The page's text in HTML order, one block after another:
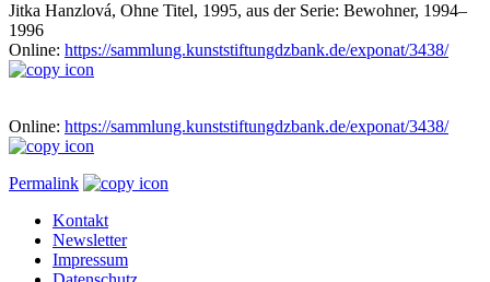
Jitka Hanzlová, Ohne Titel, 1995, aus der Serie: Bewohner, 1994–
1996
Online: https://sammlung.kunststiftungdzbank.de/exponat/3438/
Online: https://sammlung.kunststiftungdzbank.de/exponat/3438/
Permalink
Kontakt
Newsletter
Impressum